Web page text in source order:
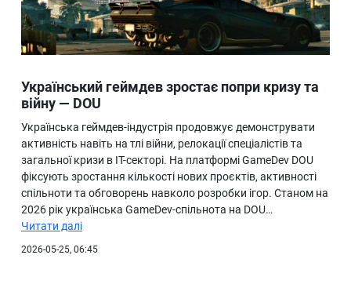
ТехноНаука
Людина
Ukraine
Про нас
Український геймдев зростає попри кризу та
війну — DOU
Українська геймдев-індустрія продовжує демонструвати
активність навіть на тлі війни, релокації спеціалістів та
загальної кризи в IT-секторі. На платформі GameDev DOU
фіксують зростання кількості нових проєктів, активності
спільноти та обговорень навколо розробки ігор. Станом на
2026 рік українська GameDev-спільнота на DOU…
Читати далі
2026-05-25, 06:45